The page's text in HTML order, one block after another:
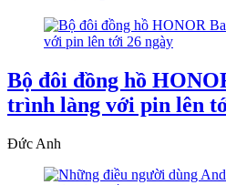
Bộ đôi đồng hồ
trình làng với pin lên
Đức Anh